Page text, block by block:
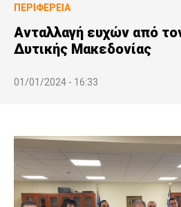
ΠΕΡΙΦΈΡΕΙΑ
Ανταλλαγή ευχών από
Δυτικής Μακεδονίας
01/01/2024 - 16:33